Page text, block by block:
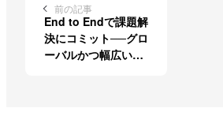
前の記事
End to Endで課題解
決にコミット──グロ
ーバルかつ幅広い事